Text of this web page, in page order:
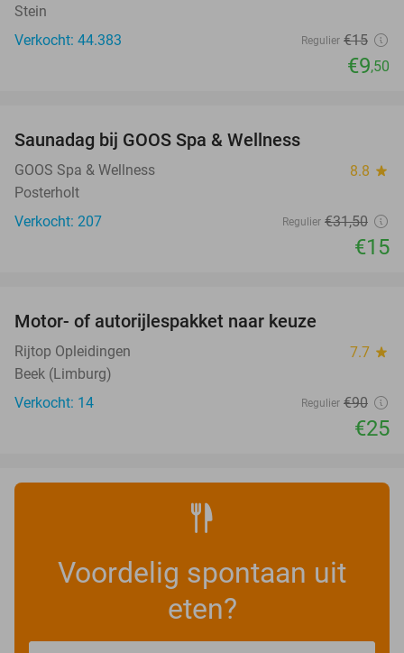
Stein
Verkocht: 44.383
Regulier €15
€9,50
Saunadag bij GOOS Spa & Wellness
GOOS Spa & Wellness 8.8 star
Posterholt
Verkocht: 207
Regulier €31,50
€15
Motor- of autorijlespakket naar keuze
Rijtop Opleidingen 7.7 star
Beek (Limburg)
Verkocht: 14
Regulier €90
€25
Voordelig spontaan uit
eten?